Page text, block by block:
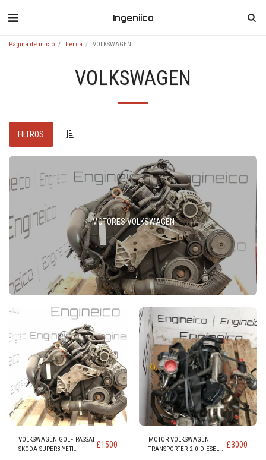
Ingeniico
Página de inicio tienda VOLKSWAGEN
VOLKSWAGEN
FILTROS
MOTORES VOLKSWAGEN
VOLKSWAGEN GOLF PASSAT
SKODA SUPERB YETI
£1500
MOTOR VOLKSWAGEN
TRANSPORTER 2.0 DIESEL
£3000